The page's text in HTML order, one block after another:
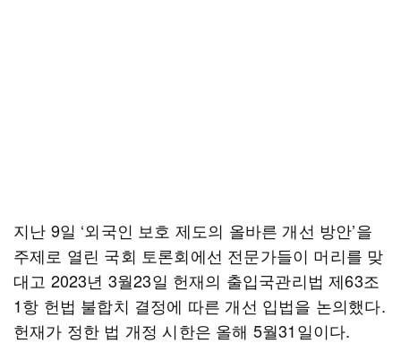
지난 9일 ‘외국인 보호 제도의 올바른 개선 방안’을
주제로 열린 국회 토론회에선 전문가들이 머리를 맞
대고 2023년 3월23일 헌재의 출입국관리법 제63조
1항 헌법 불합치 결정에 따른 개선 입법을 논의했다.
헌재가 정한 법 개정 시한은 올해 5월31일이다.